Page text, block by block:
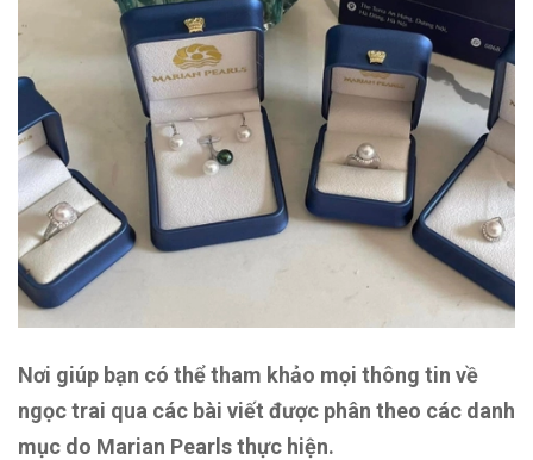
Nơi giúp bạn có thể tham khảo mọi thông tin về
ngọc trai qua các bài viết được phân theo các danh
mục do Marian Pearls thực hiện.